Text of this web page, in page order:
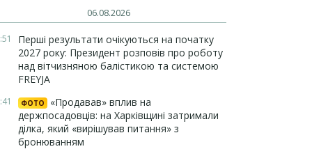
06.08.2026
Перші результати очікуються на початку
2027 року: Президент розповів про роботу
над вітчизняною балістикою та системою
FREYJA
ФОТО
«Продавав» вплив на
держпосадовців: на Харківщині затримали
ділка, який «вирішував питання» з
бронюванням